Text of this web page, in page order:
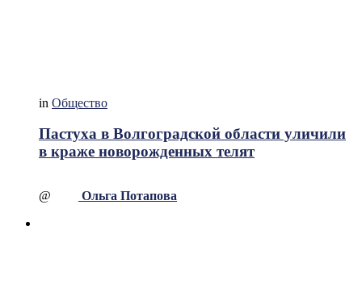
in Общество
Пастуха в Волгоградской области уличили
в краже новорожденных телят
@ Ольга Потапова